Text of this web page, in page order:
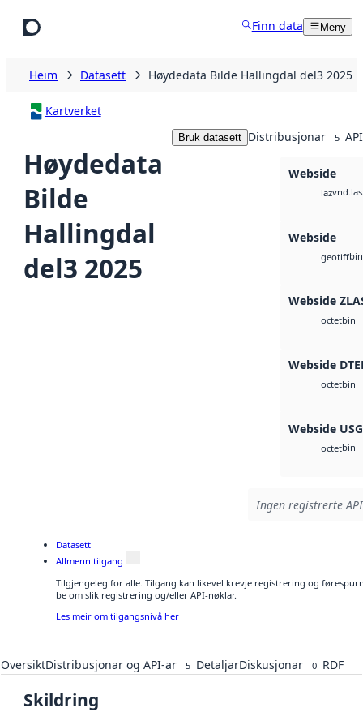
Finn data Meny
Heim Datasett Høydedata Bilde Hallingdal del3 2025
Kartverket
Høydedata
Bilde
Hallingdal
del3 2025
Bruk datasett Distribusjonar 5
Webside
laz
Webside
geotiffbin
Webside
octetbin
Webside
octetbin
Webside
octetbin
Ingen registrerte
Datasett
Allmenn tilgang
Tilgjengeleg for alle. Tilgang kan likevel krevje registrering og
be om slik registrering og/eller API-nøklar.
Les meir om tilgangsnivå her
OversiktDistribusjonar og API-ar 5 DetaljarDiskusjonar 0 RDF
Skildring